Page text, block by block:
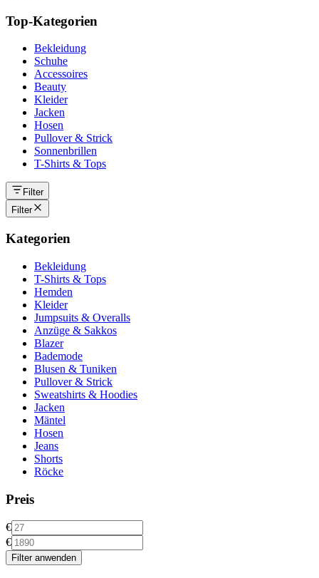
Top-Kategorien
Bekleidung
Schuhe
Accessoires
Beauty
Kleider
Jacken
Hosen
Pullover & Strick
Sonnenbrillen
T-Shirts & Tops
Filter
Filter
Kategorien
Bekleidung
T-Shirts & Tops
Hemden
Kleider
Jumpsuits & Overalls
Anzüge & Sakkos
Blazer
Bademode
Blusen & Tuniken
Pullover & Strick
Sweatshirts & Hoodies
Jacken
Mäntel
Hosen
Jeans
Shorts
Röcke
Preis
€
€
Filter anwenden